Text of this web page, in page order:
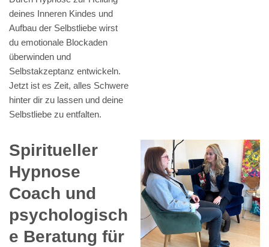
deines Inneren Kindes und
Aufbau der Selbstliebe wirst
du emotionale Blockaden
überwinden und
Selbstakzeptanz entwickeln.
Jetzt ist es Zeit, alles Schwere
hinter dir zu lassen und deine
Selbstliebe zu entfalten.
Spiritueller
Hypnose
Coach und
psychologisch
e Beratung für